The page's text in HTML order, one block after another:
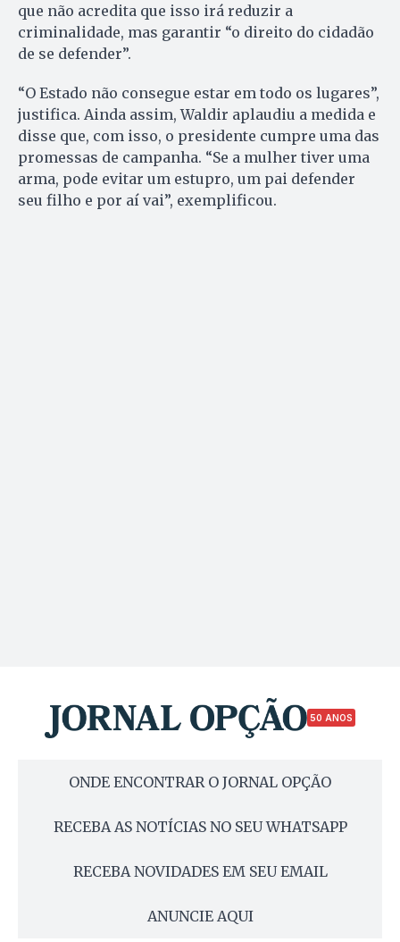
que não acredita que isso irá reduzir a
criminalidade, mas garantir “o direito do cidadão
de se defender”.
“O Estado não consegue estar em todo os lugares”,
justifica. Ainda assim, Waldir aplaudiu a medida e
disse que, com isso, o presidente cumpre uma das
promessas de campanha. “Se a mulher tiver uma
arma, pode evitar um estupro, um pai defender
seu filho e por aí vai”, exemplificou.
50 ANOS
ONDE ENCONTRAR O JORNAL OPÇÃO
RECEBA AS NOTÍCIAS NO SEU WHATSAPP
RECEBA NOVIDADES EM SEU EMAIL
ANUNCIE AQUI